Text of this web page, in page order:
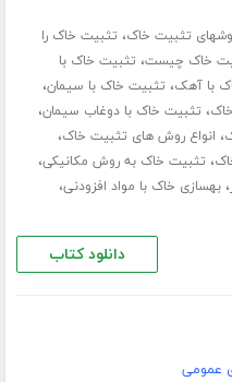
تثبیت خاک، تثبیت خاک را
خاک چیست، تثبیت خاک با
با آهک، تثبیت خاک با سیمان،
، تثبیت خاک با دوغاب سیمان،
، انواع روش های تثبیت خاک،
، تثبیت خاک به روش مکانیکی،
،بهسازی خاک با مواد افزودنی،
دانلود کتاب
عمومی